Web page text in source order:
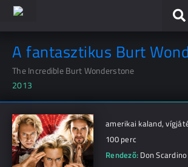
A fantasztikus Burt
The Incredible Burt Wonderstone
2013
amerikai kaland,
100 perc
Rendező: Don Scardino